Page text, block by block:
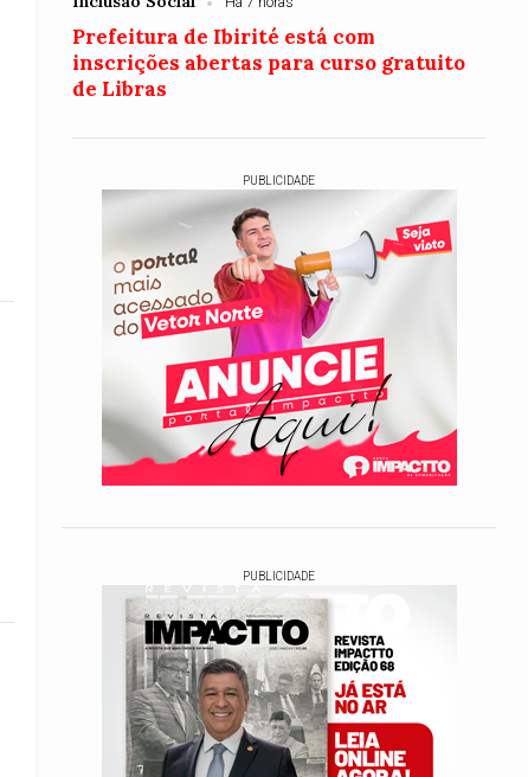
Prefeitura de Ibirité está com
inscrições abertas para curso gratuito
de Libras
PUBLICIDADE
PUBLICIDADE